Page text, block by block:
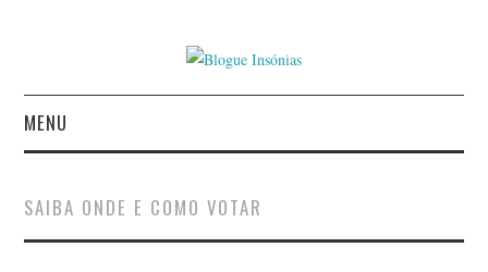
MENU
AUTORES
SAIBA ONDE E COMO VOTAR